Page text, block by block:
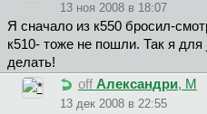
13 ноя 2008 в 18:07
Я сначало из к550 бросил-
к510- тоже не пошли. Так я
делать!
off Александри, М
13 дек 2008 в 22:55